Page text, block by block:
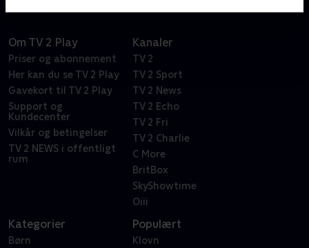
Om TV 2 Play
Priser og abonnement
Her kan du se TV 2 Play
Gavekort til TV 2 Play
Support og
Kundecenter
Vilkår og betingelser
TV 2 NEWS i offentligt
rum
Kanaler
TV 2
TV 2 Sport
TV 2 News
TV 2 Echo
TV 2 Fri
TV 2 Charlie
C More
BritBox
SkyShowtime
Oiii
Kategorier
Børn
Populært
Klovn